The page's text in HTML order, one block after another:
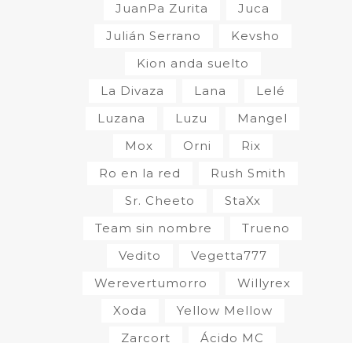
JuanPa Zurita
Juca
Julián Serrano
Kevsho
Kion anda suelto
La Divaza
Lana
Lelé
Luzana
Luzu
Mangel
Mox
Orni
Rix
Ro en la red
Rush Smith
Sr. Cheeto
StaXx
Team sin nombre
Trueno
Vedito
Vegetta777
Werevertumorro
Willyrex
Xoda
Yellow Mellow
Zarcort
Ácido MC